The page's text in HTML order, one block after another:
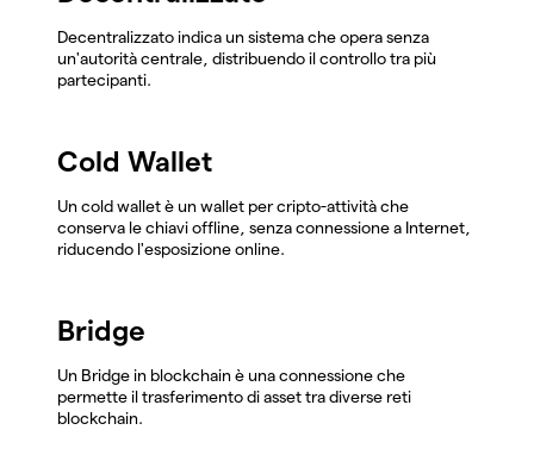
Decentralizzato indica un sistema che opera senza
un'autorità centrale, distribuendo il controllo tra più
partecipanti.
Cold Wallet
Un cold wallet è un wallet per cripto-attività che
conserva le chiavi offline, senza connessione a Internet,
riducendo l'esposizione online.
Bridge
Un Bridge in blockchain è una connessione che
permette il trasferimento di asset tra diverse reti
blockchain.